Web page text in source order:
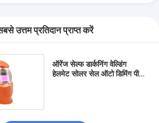
उत्तम प्रतिदान प्राप्त करें
ऑरेंज सेल्फ डार्कनिंग वेल्डिंग
हेलमेट सोलर सेल ऑटो डिमिंग पीसी